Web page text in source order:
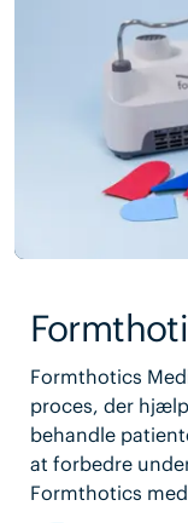
Formthotics
proces, der
behandle
at forbedre
Formthotics